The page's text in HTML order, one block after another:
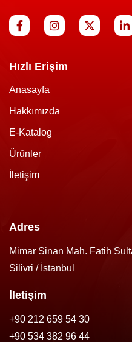
Hızlı Erişim
Anasayfa
Hakkımızda
E-Katalog
Ürünler
İletişim
Adres
Mimar Sinan Mah. Fatih
Silivri / İstanbul
İletişim
+90 212 659 54 30
+90 534 382 96 44